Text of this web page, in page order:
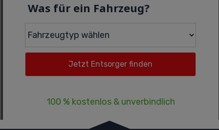
Was für ein Fahrzeug?
100 % kostenlos & unverbindlich